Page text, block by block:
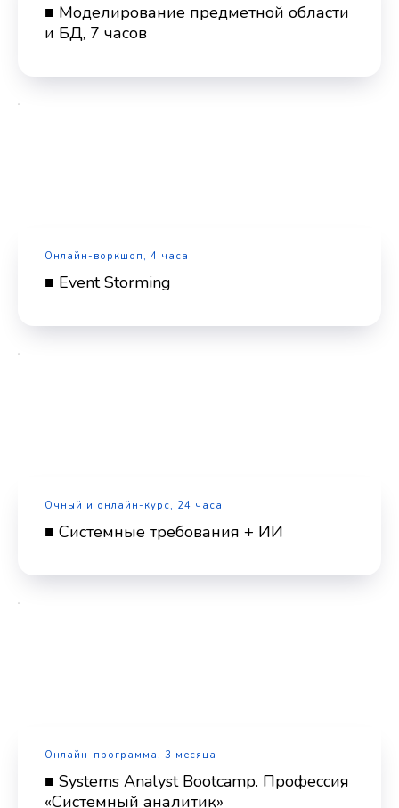
■ Моделирование предметной области
и БД, 7 часов
Онлайн-воркшоп, 4 часа
■ Event Storming
Очный и онлайн-курс, 24 часа
■ Системные требования + ИИ
Онлайн-программа, 3 месяца
■ Systems Analyst Bootcamp. Профессия
«Системный аналитик»